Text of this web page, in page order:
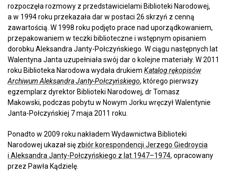
rozpoczęła rozmowy z przedstawicielami Biblioteki Narodowej,
a w 1994 roku przekazała dar w postaci 26 skrzyń z cenną
zawartością. W 1998 roku podjęto prace nad uporządkowaniem,
przepakowaniem w teczki biblioteczne i wstępnym opisaniem
dorobku Aleksandra Janty-Połczyńskiego. W ciągu następnych lat
Walentyna Janta uzupełniała swój dar o kolejne materiały. W 2011
roku Biblioteka Narodowa wydała drukiem Katalog rękopisów
Archiwum Aleksandra Janty-Połczyńskiego, którego pierwszy
egzemplarz dyrektor Biblioteki Narodowej, dr Tomasz
Makowski, podczas pobytu w Nowym Jorku wręczył Walentynie
Janta-Połczyńskiej 7 maja 2011 roku.
Ponadto w 2009 roku nakładem Wydawnictwa Biblioteki
Narodowej ukazał się zbiór korespondencji Jerzego Giedroycia
i Aleksandra Janty-Połczyńskiego z lat 1947–1974, opracowany
przez Pawła Kądzielę.